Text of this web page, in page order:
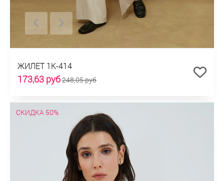
ЖИЛЕТ 1К-414
173,63 руб248,05 руб
СКИДКА 50%